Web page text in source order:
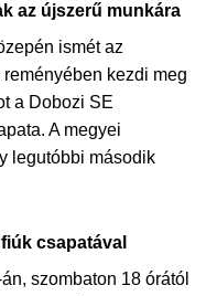
az újszerű munkára
ismét az
kezdi meg
a Dobozi SE
A megyei
legutóbbi második
csapatával
szombaton 18 órától